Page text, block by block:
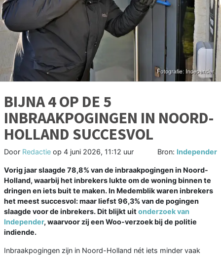
BIJNA 4 OP DE 5
INBRAAKPOGINGEN IN NOORD-
HOLLAND SUCCESVOL
Door Redactie op 4 juni 2026, 11:12 uur Bron: Independer
Vorig jaar slaagde 78,8% van de inbraakpogingen in Noord-
Holland, waarbij het inbrekers lukte om de woning binnen te
dringen en iets buit te maken. In Medemblik waren inbrekers
het meest succesvol: maar liefst 96,3% van de pogingen
slaagde voor de inbrekers. Dit blijkt uit onderzoek van
Independer, waarvoor zij een Woo-verzoek bij de politie
indiende.
Inbraakpogingen zijn in Noord-Holland nét iets minder vaak